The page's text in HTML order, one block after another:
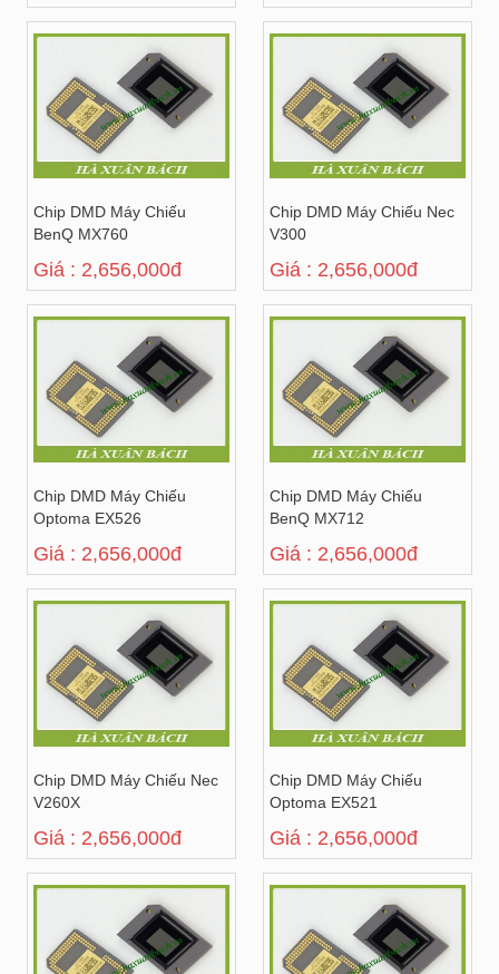
Chip DMD Máy Chiếu
BenQ MX760
Giá : 2,656,000đ
Chip DMD Máy Chiếu Nec
V300
Giá : 2,656,000đ
Chip DMD Máy Chiếu
Optoma EX526
Giá : 2,656,000đ
Chip DMD Máy Chiếu
BenQ MX712
Giá : 2,656,000đ
Chip DMD Máy Chiếu Nec
V260X
Giá : 2,656,000đ
Chip DMD Máy Chiếu
Optoma EX521
Giá : 2,656,000đ